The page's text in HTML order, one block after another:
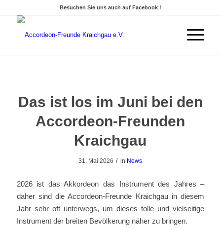
Besuchen Sie uns auch auf Facebook !
Das ist los im Juni bei den
Accordeon-Freunden
Kraichgau
31. Mai 2026 / in News
2026 ist das Akkordeon das Instrument des Jahres –
daher sind die Accordeon-Freunde Kraichgau in diesem
Jahr sehr oft unterwegs, um dieses tolle und vielseitige
Instrument der breiten Bevölkerung näher zu bringen.